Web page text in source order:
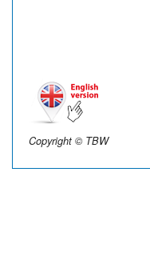
Copyright © TBW